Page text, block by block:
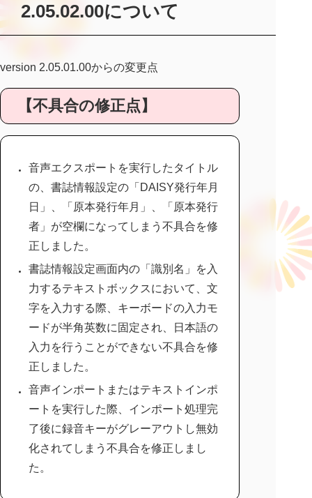
2.05.02.00について
version 2.05.01.00からの変更点
【不具合の修正点】
音声エクスポートを実行したタイトル
の、書誌情報設定の「DAISY発行年月
日」、「原本発行年月」、「原本発行
者」が空欄になってしまう不具合を修
正しました。
書誌情報設定画面内の「識別名」を入
力するテキストボックスにおいて、文
字を入力する際、キーボードの入力モ
ードが半角英数に固定され、日本語の
入力を行うことができない不具合を修
正しました。
音声インポートまたはテキストインポ
ートを実行した際、インポート処理完
了後に録音キーがグレーアウトし無効
化されてしまう不具合を修正しまし
た。